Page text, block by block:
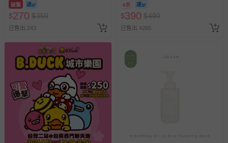
破盤
$270 $350
已售出 243
訂單編號兌換，逾期作廢) (大
人小孩均一價(3歲以上需購票))
8折
$390 $490
已售出 4265